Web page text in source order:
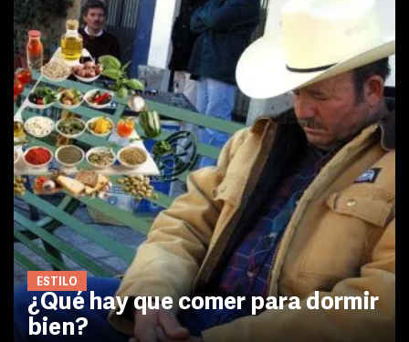
ESTILO
¿Qué hay que comer para dormir
bien?